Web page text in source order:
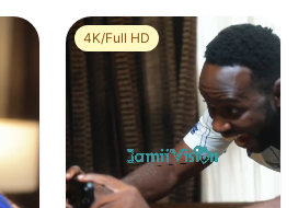
4K/Full HD